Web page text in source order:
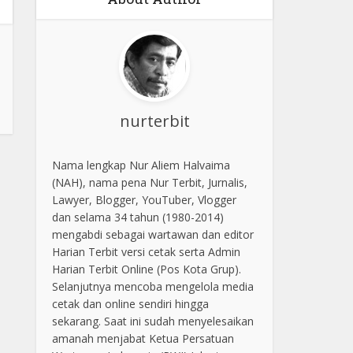
nurterbit
Nama lengkap Nur Aliem Halvaima
(NAH), nama pena Nur Terbit, Jurnalis,
Lawyer, Blogger, YouTuber, Vlogger
dan selama 34 tahun (1980-2014)
mengabdi sebagai wartawan dan editor
Harian Terbit versi cetak serta Admin
Harian Terbit Online (Pos Kota Grup).
Selanjutnya mencoba mengelola media
cetak dan online sendiri hingga
sekarang. Saat ini sudah menyelesaikan
amanah menjabat Ketua Persatuan